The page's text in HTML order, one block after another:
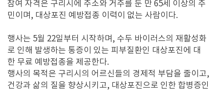
참여 자격은 구리시에 주소와 거주를 둔 만 65세 이상의 주
민이며, 대상포진 예방접종 이력이 없는 사람이다.
행사는 5월 22일부터 시작하며, 수두 바이러스의 재활성화
로 인해 발생하는 통증이 있는 피부질환인 대상포진에 대
한 무료 예방접종을 제공한다.
행사의 목적은 구리시의 어르신들의 경제적 부담을 줄이고,
건강과 삶의 질을 향상시키고, 대상포진으로 인한 합병증인